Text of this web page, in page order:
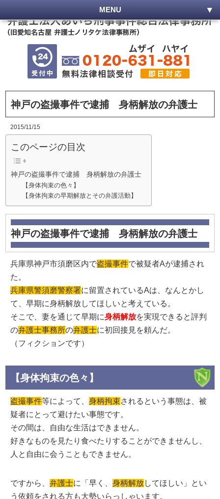
MENU
神戸の盗撮事件で逮捕 身柄解放の弁護士
2015/11/15
このページの目次
神戸の盗撮事件で逮捕 身柄解放の弁護士
【身体拘束の色々】
【身体拘束の早期解放とその弁護活動】
神戸の盗撮事件で逮捕 身柄解放の弁護士
兵庫県神戸市須磨区内で盗撮事件で被疑者Aが逮捕され
た。
兵庫県警須磨警察署に留置されているAは、なんとかし
て、早期に身柄解放してほしいと考えている。
そこで、妻を通じて早期に身柄解放を実現できると評判
の弁護士事務所の弁護士に初回接見を頼んだ。
（フィクションです）
【身体拘束の色々】
盗撮事件等によって、身柄拘束されるという事態は、被
疑者にとって避けたい事態です。
その間は、自由な生活はできません。
好きなものを見たり食べたりすることができませんし、
人と自由に会うこともできません。
ですから、弁護士に「早く、身柄解放してほしい」とい
う依頼をされる方も大勢いらっしゃいます。